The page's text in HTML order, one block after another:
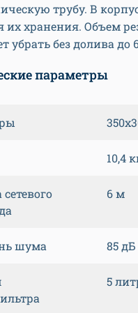
трубу. В
их хранения. Объем
убрать без долива
параметры
10,4
6 м
шума 85 дБ
5